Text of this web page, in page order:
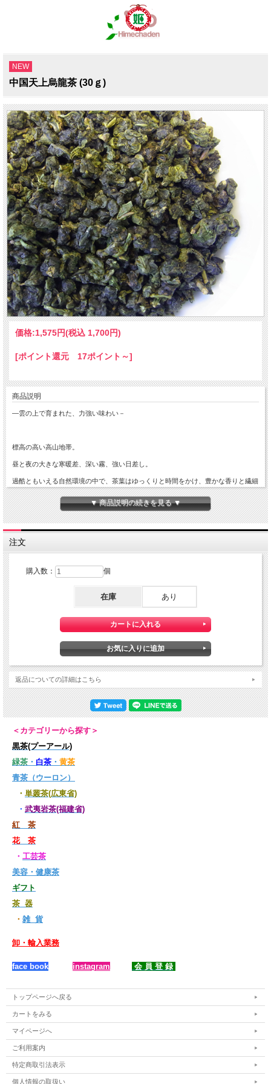
NEW
中国天上烏龍茶 (30ｇ)
価格:1,575円(税込 1,700円)
[ポイント還元 17ポイント～]
商品説明
―雲の上で育まれた、力強い味わい－
標高の高い高山地帯。
昼と夜の大きな寒暖差、深い霧、強い日差し。
過酷ともいえる自然環境の中で、茶葉はゆっくりと時間をかけ、豊かな香りと繊細
な旨味を蓄えていきます。
この高山ウーロン茶は、ひと口目にほんのりとしたほろ苦さが広がり、
飲み進めるほどに現れる品種特有の上品で甘やかな余韻に魅せられます。
何選も重ねるごとに、表情が変わり、そのたびに新しい魅力を見せてくれます。
産地や製法だけでは語りきれない、その世界観をお楽しみください。
▼ 商品説明の続きを見る ▼
注文
購入数： 個
在庫 あり
返品についての詳細はこちら
＜カテゴリーから探す＞
黒茶(プーアール)
緑茶 ・ 白茶 ・ 黄茶
青茶（ウーロン）
・ 単叢茶(広東省)
・ 武夷岩茶(福建省)
紅 茶
花 茶
・ 工芸茶
美容・健康茶
ギフト
茶 器
・ 雑 貨
卸・輸入業務
face book instagram 会 員 登 録
トップページへ戻る
カートをみる
マイページへ
ご利用案内
特定商取引法表示
個人情報の取扱い